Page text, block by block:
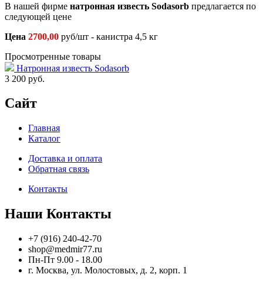
В нашей фирме натронная известь Sodasorb предлагается по
следующей цене
Цена 2700,00 руб/шт - канистра 4,5 кг
Просмотренные товары
Натронная известь Sodasorb
3 200 руб.
Сайт
Главная
Каталог
Доставка и оплата
Обратная связь
Контакты
Наши Контакты
+7 (916) 240-42-70
shop@medmir77.ru
Пн-Пт 9.00 - 18.00
г. Москва, ул. Молостовых, д. 2, корп. 1